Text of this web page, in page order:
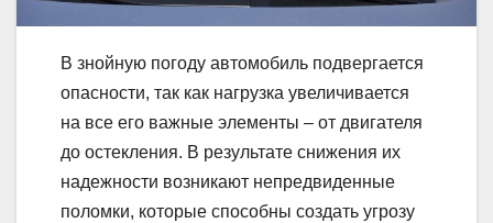
В знойную погоду автомобиль подвергается
опасности, так как нагрузка увеличивается
на все его важные элементы – от двигателя
до остекления. В результате снижения их
надежности возникают непредвиденные
поломки, которые способны создать угрозу